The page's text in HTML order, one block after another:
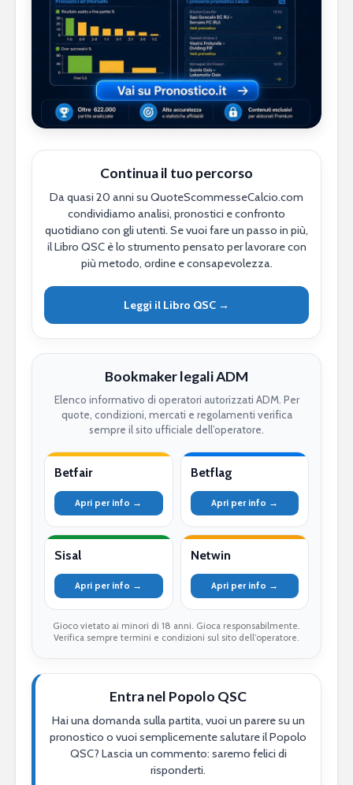
Continua il tuo percorso
Da quasi 20 anni su QuoteScommesseCalcio.com
condividiamo analisi, pronostici e confronto
quotidiano con gli utenti. Se vuoi fare un passo in più,
il Libro QSC è lo strumento pensato per lavorare con
più metodo, ordine e consapevolezza.
Leggi il Libro QSC →
Bookmaker legali ADM
Elenco informativo di operatori autorizzati ADM. Per
quote, condizioni, mercati e regolamenti verifica
sempre il sito ufficiale dell’operatore.
Betfair
Apri per info →
Betflag
Apri per info →
Sisal
Apri per info →
Netwin
Apri per info →
Gioco vietato ai minori di 18 anni. Gioca responsabilmente.
Verifica sempre termini e condizioni sul sito dell’operatore.
Entra nel Popolo QSC
Hai una domanda sulla partita, vuoi un parere su un
pronostico o vuoi semplicemente salutare il Popolo
QSC? Lascia un commento: saremo felici di
risponderti.